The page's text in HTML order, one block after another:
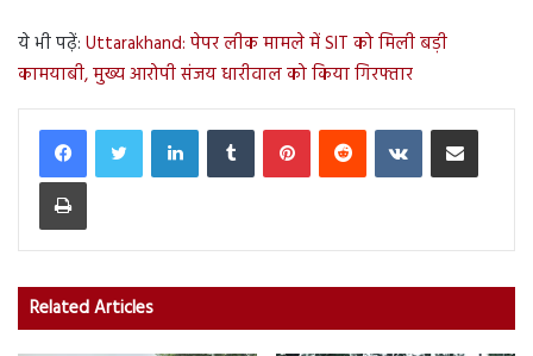
ये भी पढ़ें: Uttarakhand: पेपर लीक मामले में SIT को मिली बड़ी
कामयाबी, मुख्य आरोपी संजय धारीवाल को किया गिरफ्तार
LinkedInTumblr PinterestReddit VKontakteShare via Email
Print
Related Articles